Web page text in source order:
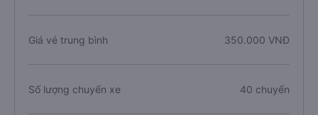
Giá vé trung bình 350.000 VNĐ
Số lượng chuyến xe 40 chuyến